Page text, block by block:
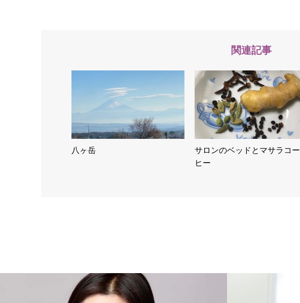
関連記事
八ヶ岳
サロンのベッドとマサラコー
ヒー